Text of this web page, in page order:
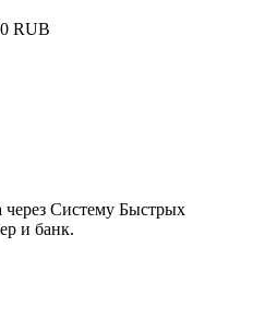
RUB
через Систему Быстрых
и банк.